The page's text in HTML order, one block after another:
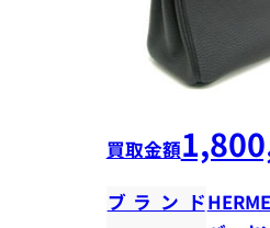
買取金額
ブランド